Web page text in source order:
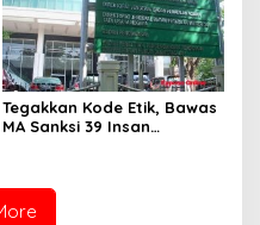
Tegakkan Kode Etik, Bawas
MA Sanksi 39 Insan